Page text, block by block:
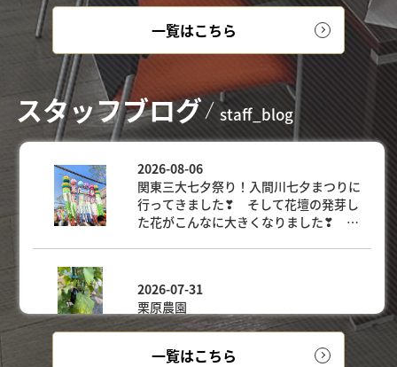
一覧はこちら
スタッフブログ staff_blog
一覧はこちら